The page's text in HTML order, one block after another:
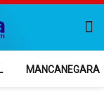
MANCANEGARA